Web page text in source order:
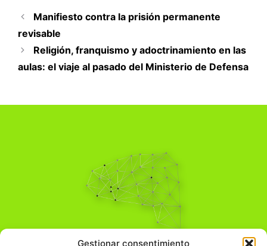
Gestionar consentimiento
Manifiesto contra la prisión permanente
revisable
Religión, franquismo y adoctrinamiento en las
aulas: el viaje al pasado del Ministerio de Defensa
Pensamiento Crítico